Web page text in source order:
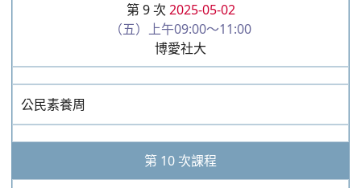
第 9 次 2025-05-02
（五）上午09:00～11:00
博愛社大
公民素養周
第 10 次課程